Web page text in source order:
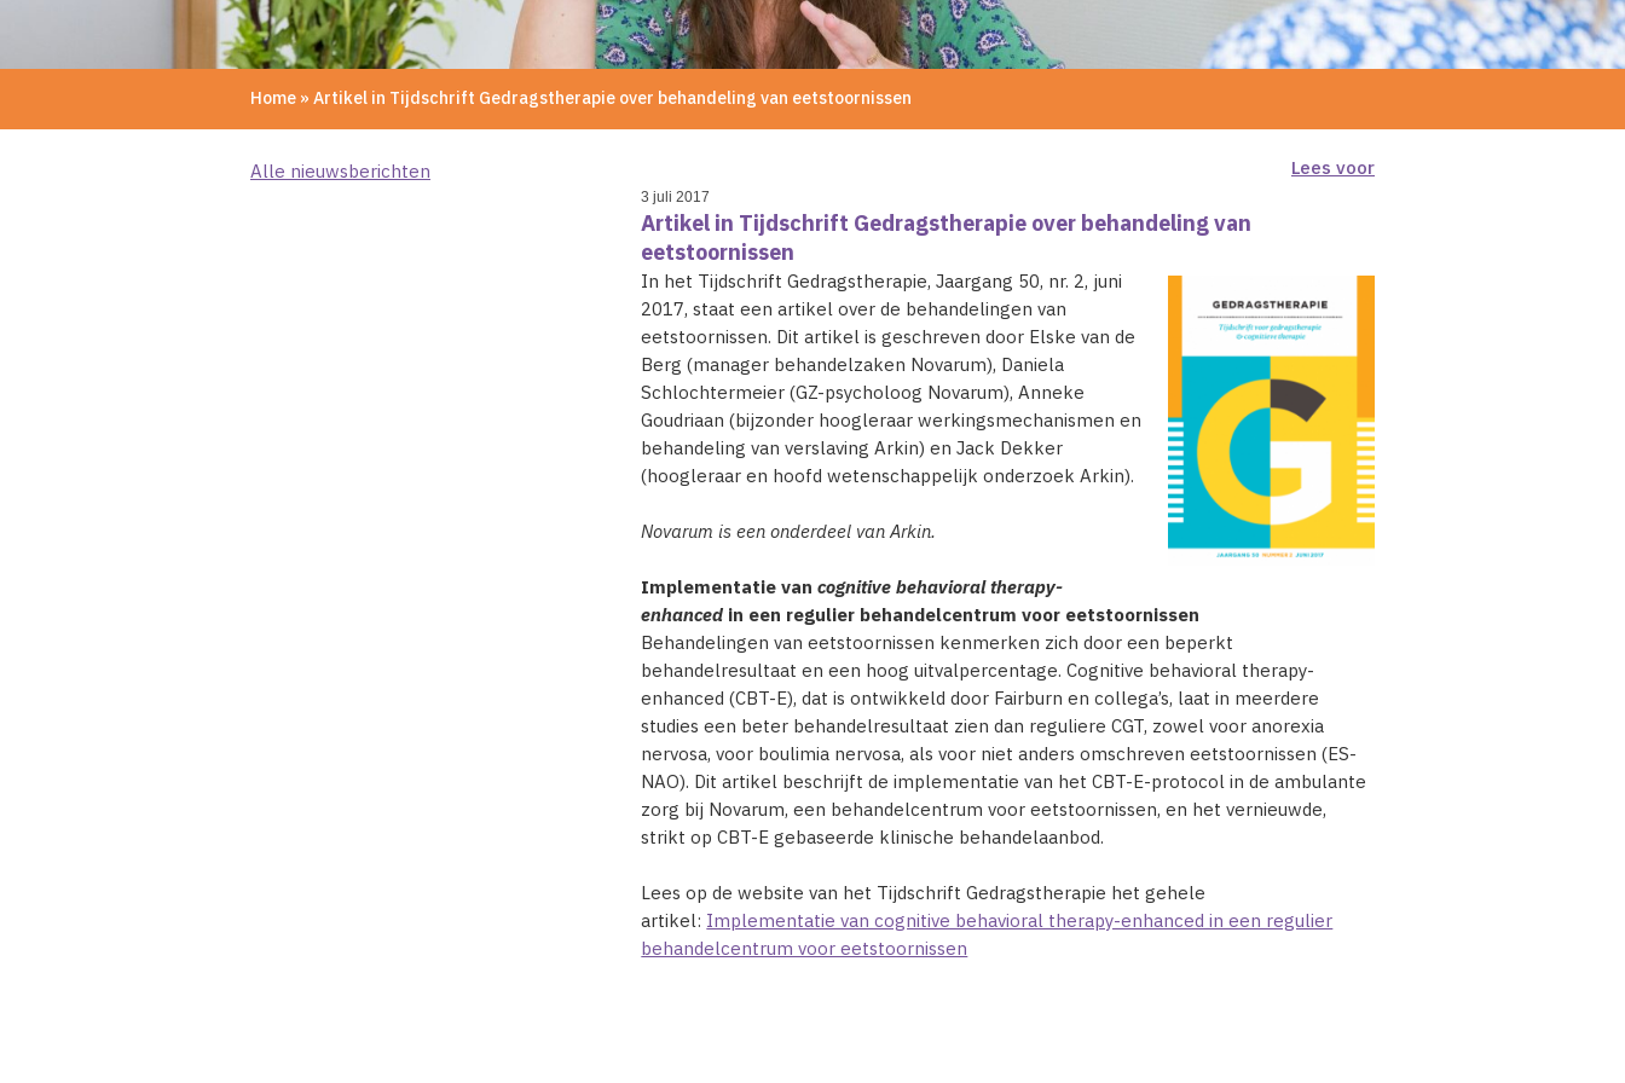
Home » Artikel in Tijdschrift Gedragstherapie over behandeling van eetstoornissen
Lees voor
Alle nieuwsberichten
3 juli 2017
Artikel in Tijdschrift Gedragstherapie over behandeling van
eetstoornissen
In het Tijdschrift Gedragstherapie, Jaargang 50, nr. 2, juni
2017, staat een artikel over de behandelingen van
eetstoornissen. Dit artikel is geschreven door Elske van de
Berg (manager behandelzaken Novarum), Daniela
Schlochtermeier (GZ-psycholoog Novarum), Anneke
Goudriaan (bijzonder hoogleraar werkingsmechanismen en
behandeling van verslaving Arkin) en Jack Dekker
(hoogleraar en hoofd wetenschappelijk onderzoek Arkin).
Novarum is een onderdeel van Arkin.
Implementatie vancognitive behavioral therapy-
enhanced in een regulier behandelcentrum voor eetstoornissen
Behandelingen van eetstoornissen kenmerken zich door een beperkt
behandelresultaat en een hoog uitvalpercentage. Cognitive behavioral therapy-
enhanced (CBT-E), dat is ontwikkeld door Fairburn en collega’s, laat in meerdere
studies een beter behandelresultaat zien dan reguliere CGT, zowel voor anorexia
nervosa, voor boulimia nervosa, als voor niet anders omschreven eetstoornissen (ES-
NAO). Dit artikel beschrijft de implementatie van het CBT-E-protocol in de ambulante
zorg bij Novarum, een behandelcentrum voor eetstoornissen, en het vernieuwde,
strikt op CBT-E gebaseerde klinische behandelaanbod.
Lees op de website van het Tijdschrift Gedragstherapie het gehele
artikel: Implementatie van cognitive behavioral therapy-enhanced in een regulier
behandelcentrum voor eetstoornissen